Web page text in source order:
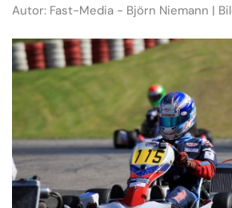
Autor: Fast-Media - Björn Niemann |